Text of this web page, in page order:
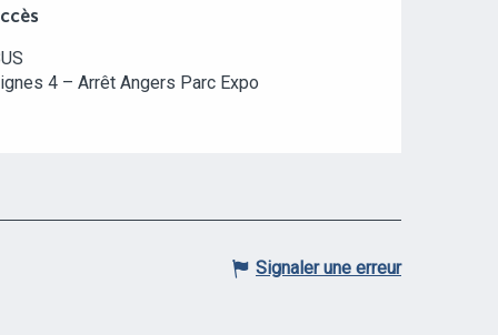
4 – Arrêt Angers Parc Expo
Signaler une erreur